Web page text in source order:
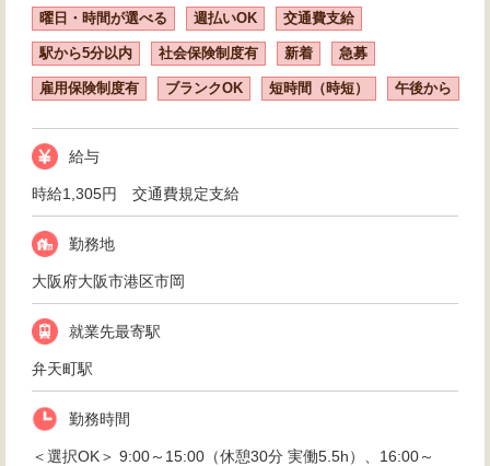
曜日・時間が選べる 週払いOK 交通費支給
駅から5分以内 社会保険制度有 新着 急募
雇用保険制度有 ブランクOK 短時間（時短） 午後から
給与
時給1,305円 交通費規定支給
勤務地
大阪府大阪市港区市岡
就業先最寄駅
弁天町駅
勤務時間
＜選択OK＞ 9:00～15:00（休憩30分 実働5.5h）、16:00～